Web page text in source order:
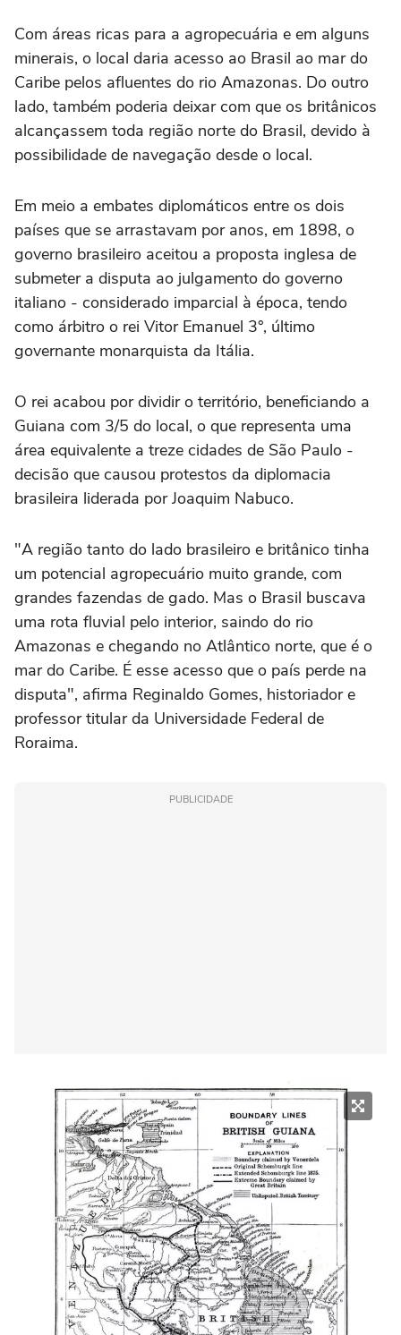
Com áreas ricas para a agropecuária e em alguns
minerais, o local daria acesso ao Brasil ao mar do
Caribe pelos afluentes do rio Amazonas. Do outro
lado, também poderia deixar com que os britânicos
alcançassem toda região norte do Brasil, devido à
possibilidade de navegação desde o local.
Em meio a embates diplomáticos entre os dois
países que se arrastavam por anos, em 1898, o
governo brasileiro aceitou a proposta inglesa de
submeter a disputa ao julgamento do governo
italiano - considerado imparcial à época, tendo
como árbitro o rei Vitor Emanuel 3°, último
governante monarquista da Itália.
O rei acabou por dividir o território, beneficiando a
Guiana com 3/5 do local, o que representa uma
área equivalente a treze cidades de São Paulo -
decisão que causou protestos da diplomacia
brasileira liderada por Joaquim Nabuco.
"A região tanto do lado brasileiro e britânico tinha
um potencial agropecuário muito grande, com
grandes fazendas de gado. Mas o Brasil buscava
uma rota fluvial pelo interior, saindo do rio
Amazonas e chegando no Atlântico norte, que é o
mar do Caribe. É esse acesso que o país perde na
disputa", afirma Reginaldo Gomes, historiador e
professor titular da Universidade Federal de
Roraima.
PUBLICIDADE